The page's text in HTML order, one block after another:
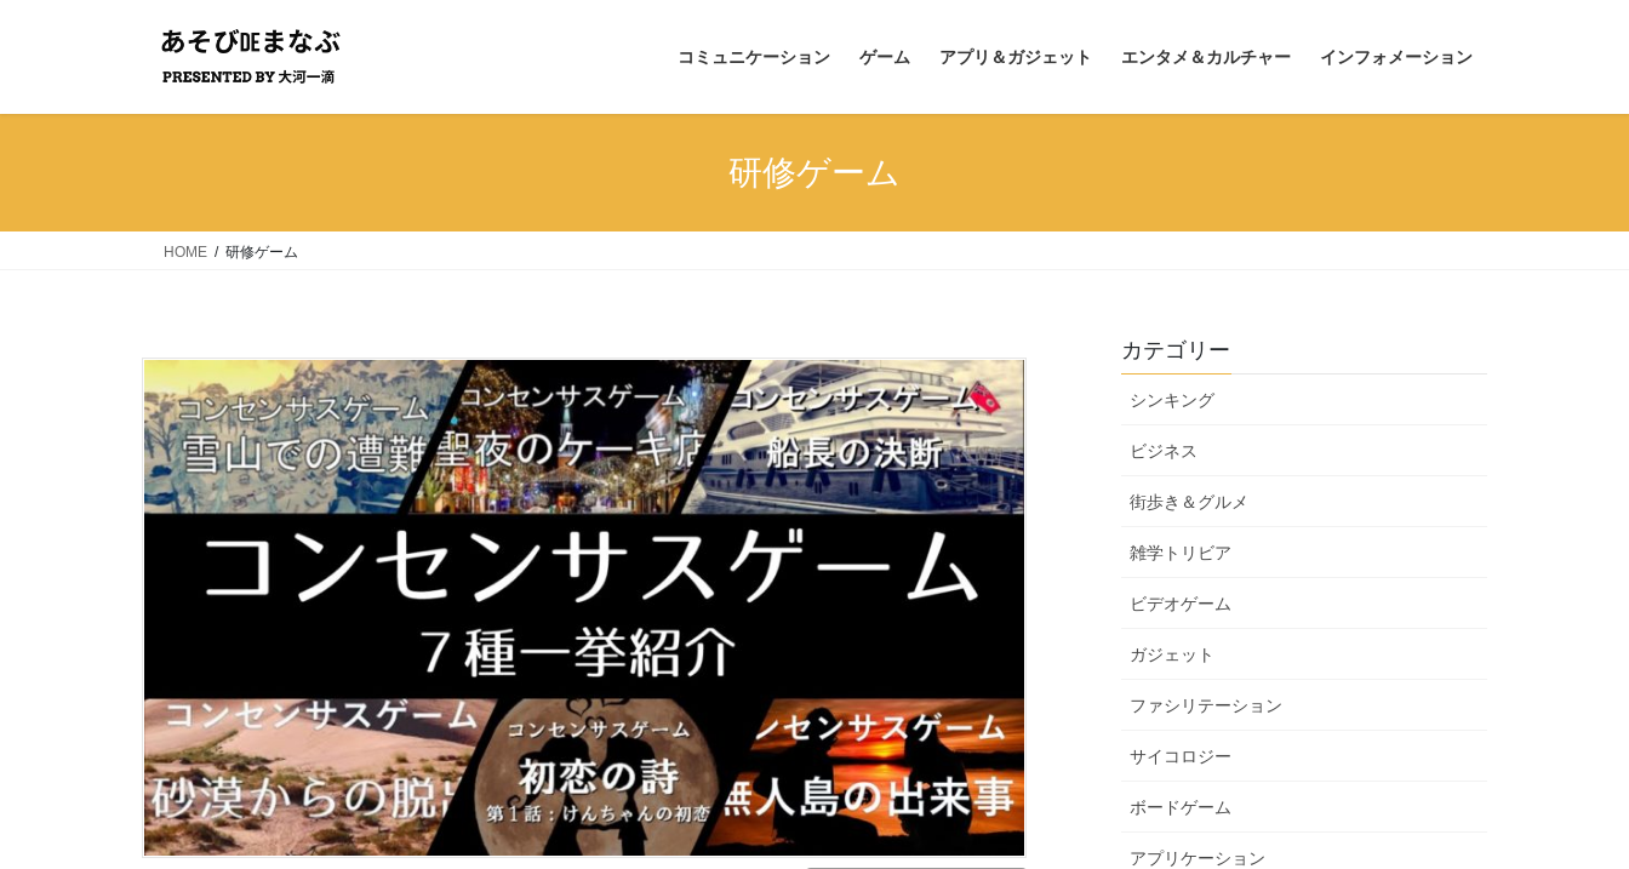
コミュニケーション ゲーム アプリ＆ガジェット エンタメ＆カルチャー インフォメーション
研修ゲーム
HOME 研修ゲーム
カテゴリー
シンキング
ビジネス
街歩き＆グルメ
雑学トリビア
ビデオゲーム
ガジェット
ファシリテーション
サイコロジー
ボードゲーム
アプリケーション